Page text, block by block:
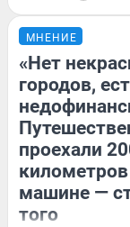
МНЕНИЕ
«Нет
городов,
проехали
километров
машине —
того